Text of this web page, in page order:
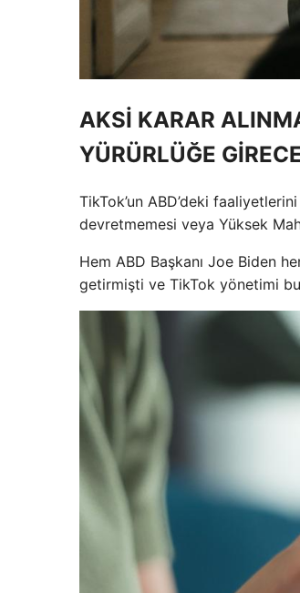
AKSİ KARAR
YÜRÜRLÜĞE
TikTok’un ABD’deki
devretmemesi veya Yüksek
Hem ABD Başkanı Joe Biden
getirmişti ve TikTok yönetimi